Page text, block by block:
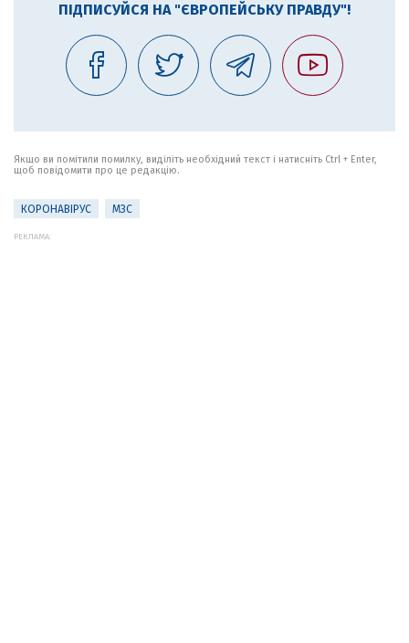
ПІДПИСУЙСЯ НА "ЄВРОПЕЙСЬКУ ПРАВДУ"!
Якщо ви помітили помилку, виділіть необхідний текст і натисніть Ctrl + Enter,
щоб повідомити про це редакцію.
КОРОНАВІРУС МЗС
РЕКЛАМА: